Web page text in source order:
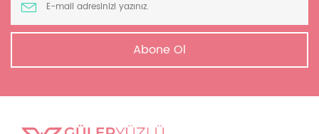
Abone Ol